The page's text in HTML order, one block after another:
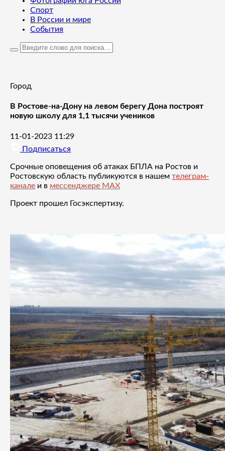
Спорт
В России и мире
События
Город
В Ростове-на-Дону на левом берегу Дона построят
новую школу для 1,1 тысячи учеников
11-01-2023 11:29
Подписаться
Срочные оповещения об атаках БПЛА на Ростов и
Ростовскую область публикуются в нашем телеграм-
канале и в мессенджере MAX
Проект прошел Госэкспертизу.